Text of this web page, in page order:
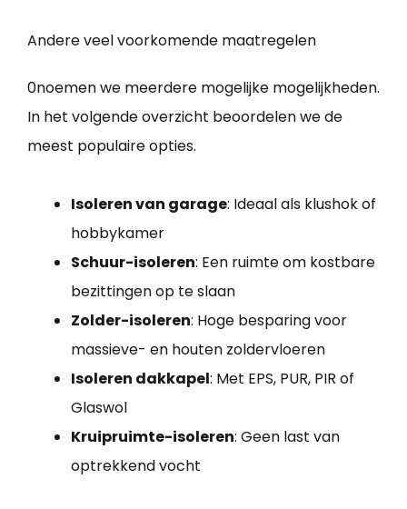
Andere veel voorkomende maatregelen
0noemen we meerdere mogelijke mogelijkheden.
In het volgende overzicht beoordelen we de
meest populaire opties.
Isoleren van garage: Ideaal als klushok of
hobbykamer
Schuur-isoleren: Een ruimte om kostbare
bezittingen op te slaan
Zolder-isoleren: Hoge besparing voor
massieve- en houten zoldervloeren
Isoleren dakkapel: Met EPS, PUR, PIR of
Glaswol
Kruipruimte-isoleren: Geen last van
optrekkend vocht